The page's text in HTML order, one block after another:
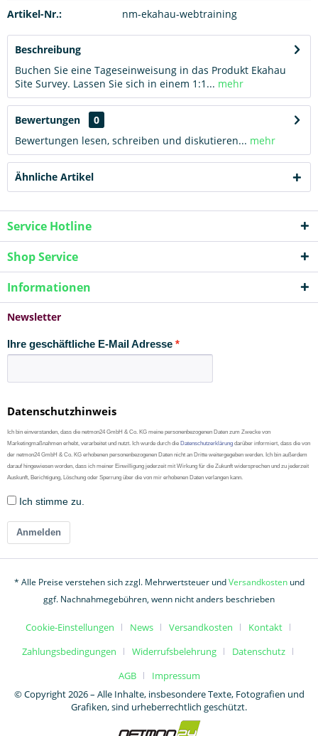
Artikel-Nr.: nm-ekahau-webtraining
Beschreibung
Buchen Sie eine Tageseinweisung in das Produkt Ekahau
Site Survey. Lassen Sie sich in einem 1:1... mehr
Bewertungen
0
Bewertungen lesen, schreiben und diskutieren... mehr
Ähnliche Artikel
Service Hotline
Shop Service
Informationen
Newsletter
Ihre geschäftliche E-Mail Adresse
Datenschutzhinweis
Ich bin einverstanden, dass die netmon24 GmbH & Co. KG meine personenbezogenen Daten zum Zwecke von
Marketingmaßnahmen erhebt, verarbeitet und nutzt. Ich wurde durch die Datenschutzerklärung darüber informiert, dass die von
der netmon24 GmbH & Co. KG erhobenen personenbezogenen Daten nicht an Dritte weitergegeben werden. Ich bin außerdem
darauf hingewiesen worden, dass ich meiner Einwilligung jederzeit mit Wirkung für die Zukunft widersprechen und zu jederzeit
Auskunft, Berichtigung, Löschung oder Sperrung über die von mir erhobenen Daten verlangen kann.
Ich stimme zu.
Anmelden
* Alle Preise verstehen sich zzgl. Mehrwertsteuer undVersandkostenund
ggf. Nachnahmegebühren, wenn nicht anders beschrieben
Cookie-Einstellungen News Versandkosten
Kontakt
Zahlungsbedingungen
Widerrufsbelehrung
Datenschutz
AGB
Impressum
© Copyright 2026 – Alle Inhalte, insbesondere Texte, Fotografien und
Grafiken, sind urheberrechtlich geschützt.